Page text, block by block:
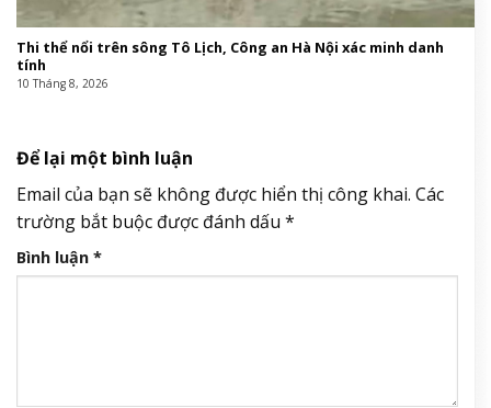
Thi thể nổi trên sông Tô Lịch, Công an Hà Nội xác minh danh
tính
10 Tháng 8, 2026
Để lại một bình luận
Email của bạn sẽ không được hiển thị công khai. Các
trường bắt buộc được đánh dấu *
Bình luận *